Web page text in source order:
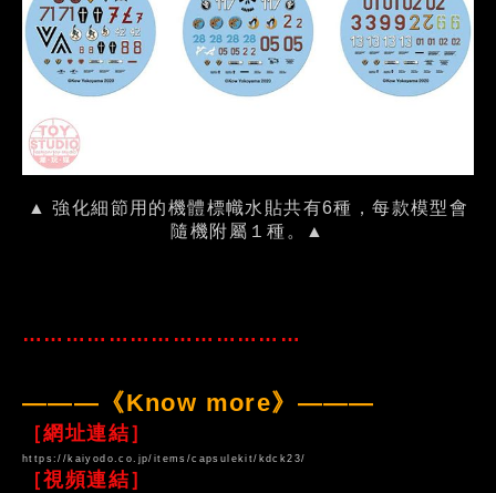
▲ 強化細節用的機體標幟水貼共有6種，每款模型會
隨機附屬１種。▲
…………………………………
———《Know more》———
［網址連結］
https://kaiyodo.co.jp/items/capsulekit/kdck23/
［視頻連結］